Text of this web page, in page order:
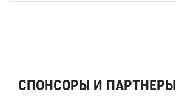
СПОНСОРЫ И ПАРТНЕРЫ